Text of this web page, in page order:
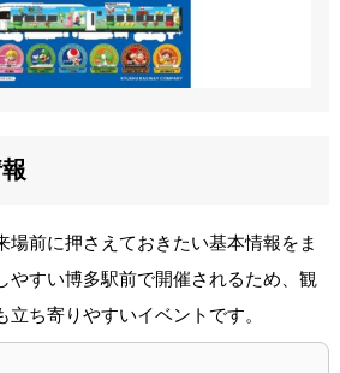
場前に押さえておきたい基本情報をま
やすい博多駅前で開催されるため、観
ち寄りやすいイベントです。